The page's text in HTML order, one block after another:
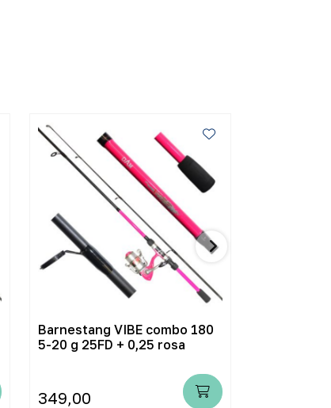
Barnestang VIBE combo 180
5-20 g 25FD + 0,25 rosa
349,00